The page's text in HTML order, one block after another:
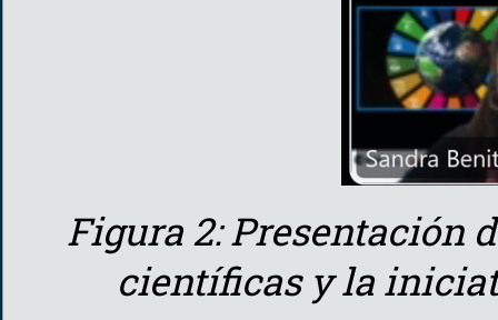
Figura 2: Presentación
científicas y la